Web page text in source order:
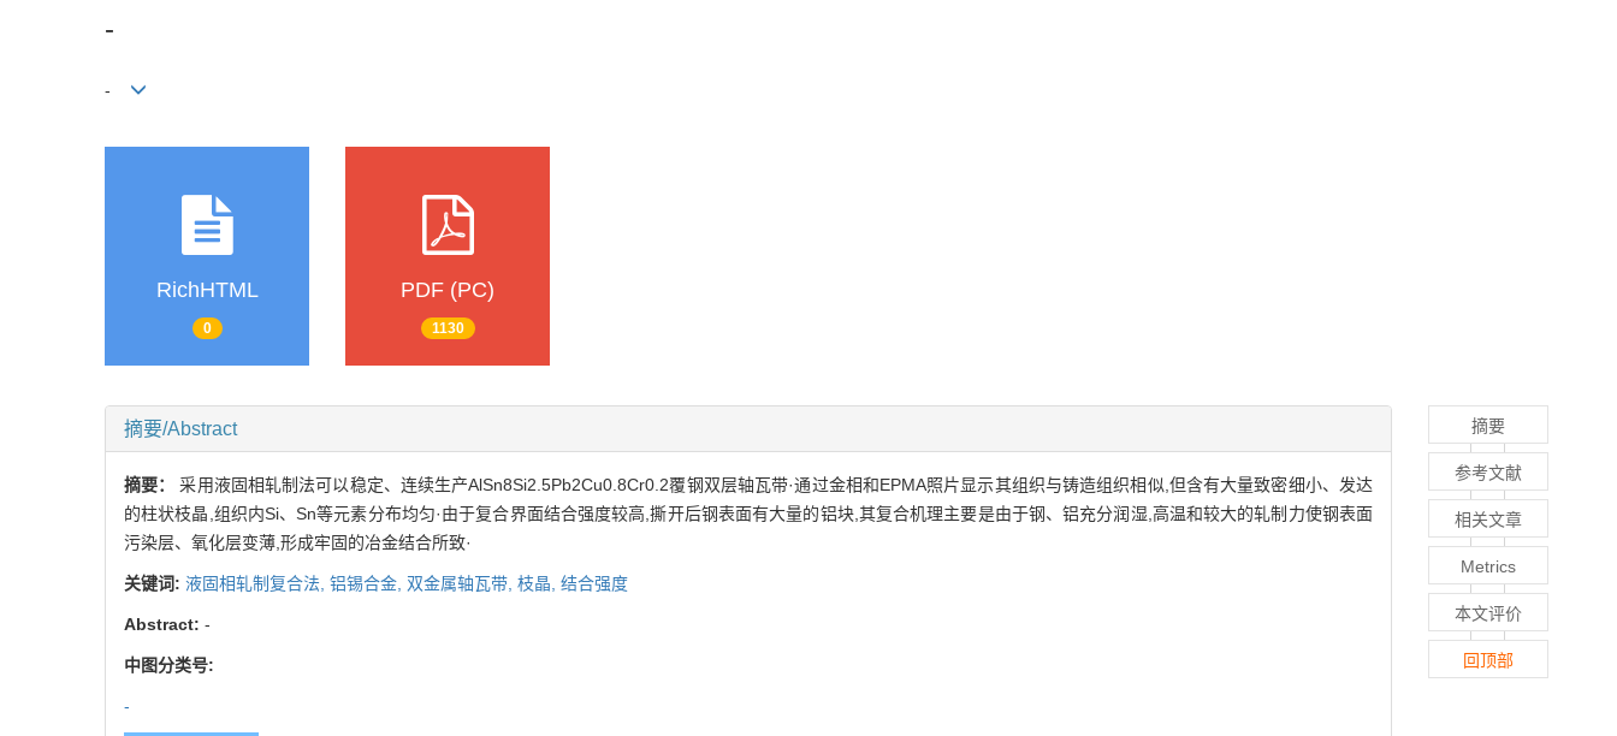
-
-
RichHTML
0
PDF (PC)
1130
摘要/Abstract
摘要：采用液固相轧制法可以稳定、连续生产AlSn8Si2.5Pb2Cu0.8Cr0.2覆钢双层轴瓦带·通过金相和EPMA照片显示其组织与铸造组织相似,但含有大量致密细小、发达
的柱状枝晶,组织内Si、Sn等元素分布均匀·由于复合界面结合强度较高,撕开后钢表面有大量的铝块,其复合机理主要是由于钢、铝充分润湿,高温和较大的轧制力使钢表面
污染层、氧化层变薄,形成牢固的冶金结合所致·
关键词: 液固相轧制复合法, 铝锡合金, 双金属轴瓦带, 枝晶, 结合强度
Abstract: -
中图分类号:
-
摘要
参考文献
相关文章
Metrics
本文评价
回顶部